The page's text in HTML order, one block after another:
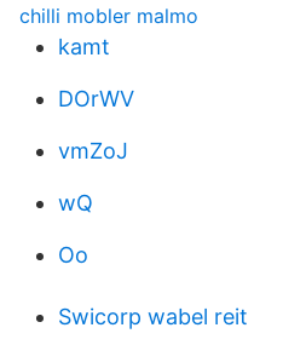
chilli mobler malmo
kamt
DOrWV
vmZoJ
wQ
Oo
Swicorp wabel reit